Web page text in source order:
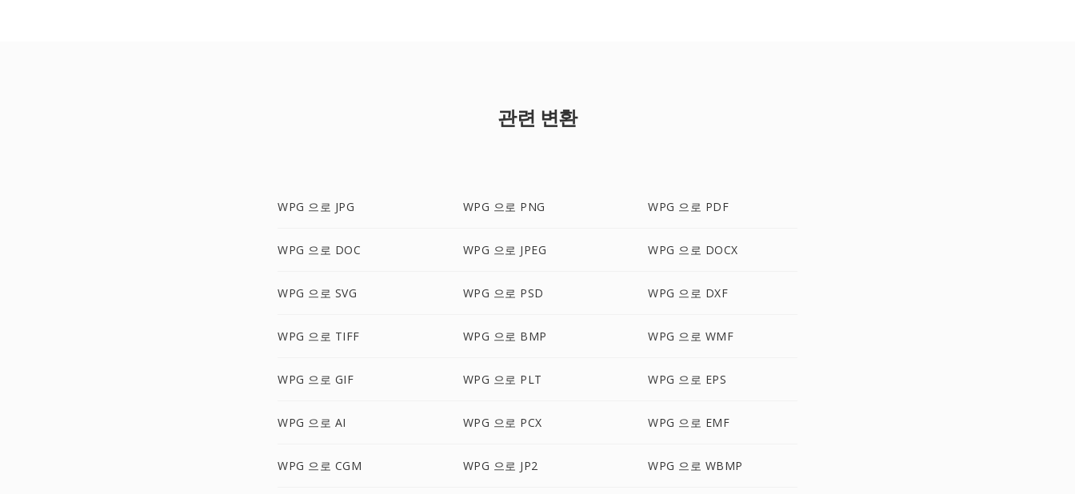
관련 변환
WPG 으로 JPG WPG 으로 PNG WPG 으로 PDF
WPG 으로 DOC WPG 으로 JPEG WPG 으로 DOCX
WPG 으로 SVG WPG 으로 PSD WPG 으로 DXF
WPG 으로 TIFF WPG 으로 BMP WPG 으로 WMF
WPG 으로 GIF WPG 으로 PLT WPG 으로 EPS
WPG 으로 AI WPG 으로 PCX WPG 으로 EMF
WPG 으로 CGM WPG 으로 JP2 WPG 으로 WBMP